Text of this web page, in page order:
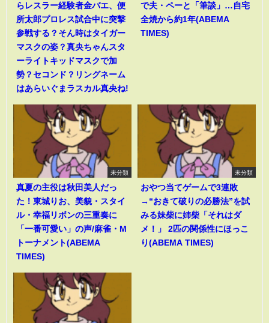
らレスラー経験者金バエ、便
所太郎プロレス試合中に突撃
参戦する？そん時はタイガー
マスクの姿？真央ちゃんスタ
ーライトキッドマスクで加
勢？セコンド？リングネーム
はあらいぐまラスカル真央ね!
で夫・ペーと「筆談」…自宅
全焼から約1年(ABEMA
TIMES)
未分類
真夏の主役は秋田美人だっ
た！東城りお、美貌・スタイ
ル・幸福リボンの三重奏に
「一番可愛い」の声/麻雀・M
トーナメント(ABEMA
TIMES)
未分類
おやつ当てゲームで3連敗
→“おきて破りの必勝法”を試
みる妹柴に姉柴「それはダ
メ！」 2匹の関係性にほっこ
り(ABEMA TIMES)